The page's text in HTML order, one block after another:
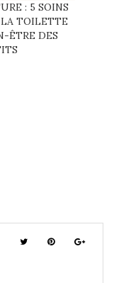
: 5 SOINS
TOILETTE
ÊTRE DES